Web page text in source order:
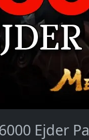
Ejder